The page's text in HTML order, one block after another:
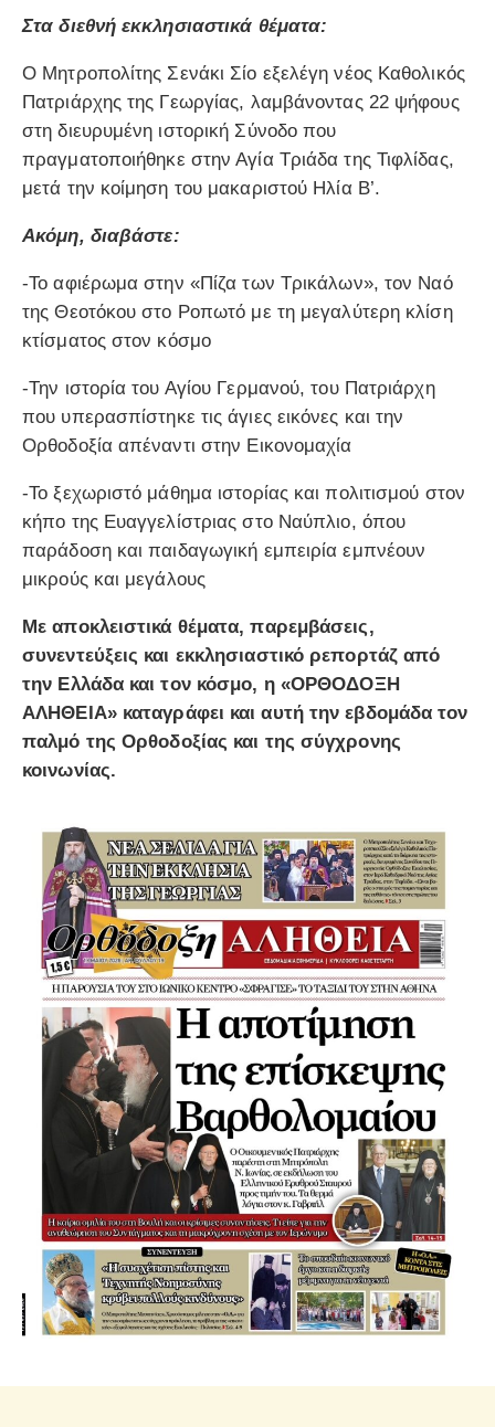
Στα διεθνή εκκλησιαστικά θέματα:
Ο Μητροπολίτης Σενάκι Σίο εξελέγη νέος Καθολικός
Πατριάρχης της Γεωργίας, λαμβάνοντας 22 ψήφους
στη διευρυμένη ιστορική Σύνοδο που
πραγματοποιήθηκε στην Αγία Τριάδα της Τιφλίδας,
μετά την κοίμηση του μακαριστού Ηλία Β’.
Ακόμη, διαβάστε:
-Το αφιέρωμα στην «Πίζα των Τρικάλων», τον Ναό
της Θεοτόκου στο Ροπωτό με τη μεγαλύτερη κλίση
κτίσματος στον κόσμο
-Την ιστορία του Αγίου Γερμανού, του Πατριάρχη
που υπερασπίστηκε τις άγιες εικόνες και την
Ορθοδοξία απέναντι στην Εικονομαχία
-Το ξεχωριστό μάθημα ιστορίας και πολιτισμού στον
κήπο της Ευαγγελίστριας στο Ναύπλιο, όπου
παράδοση και παιδαγωγική εμπειρία εμπνέουν
μικρούς και μεγάλους
Με αποκλειστικά θέματα, παρεμβάσεις,
συνεντεύξεις και εκκλησιαστικό ρεπορτάζ από
την Ελλάδα και τον κόσμο, η «ΟΡΘΟΔΟΞΗ
ΑΛΗΘΕΙΑ» καταγράφει και αυτή την εβδομάδα τον
παλμό της Ορθοδοξίας και της σύγχρονης
κοινωνίας.